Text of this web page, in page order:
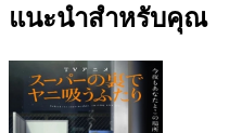
แนะนำสำหรับคุณ